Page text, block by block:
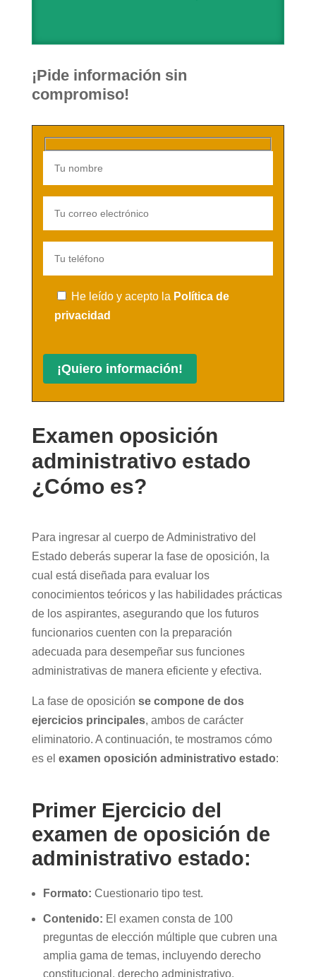
¡Pide información sin
compromiso!
He leído y acepto la Política de
privacidad
Examen oposición
administrativo estado
¿Cómo es?
Para ingresar al cuerpo de Administrativo del
Estado deberás superar la fase de oposición, la
cual está diseñada para evaluar los
conocimientos teóricos y las habilidades prácticas
de los aspirantes, asegurando que los futuros
funcionarios cuenten con la preparación
adecuada para desempeñar sus funciones
administrativas de manera eficiente y efectiva.
La fase de oposición se compone de dos
ejercicios principales, ambos de carácter
eliminatorio. A continuación, te mostramos cómo
es el examen oposición administrativo estado:
Primer Ejercicio del
examen de oposición de
administrativo estado:
Formato: Cuestionario tipo test.
Contenido: El examen consta de 100
preguntas de elección múltiple que cubren una
amplia gama de temas, incluyendo derecho
constitucional, derecho administrativo,